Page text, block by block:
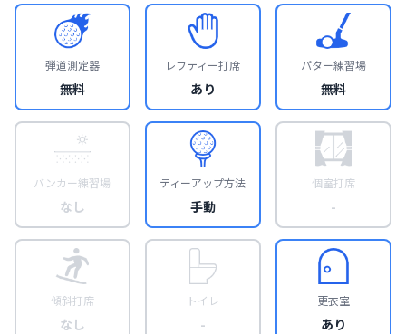
弾道測定器
無料
レフティー打席
あり
パター練習場
無料
バンカー練習場
なし
ティーアップ方法
手動
個室打席
-
傾斜打席
なし
トイレ
-
更衣室
あり